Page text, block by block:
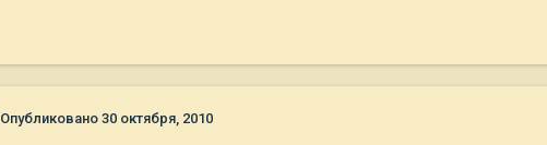
Опубликовано 30 октября, 2010